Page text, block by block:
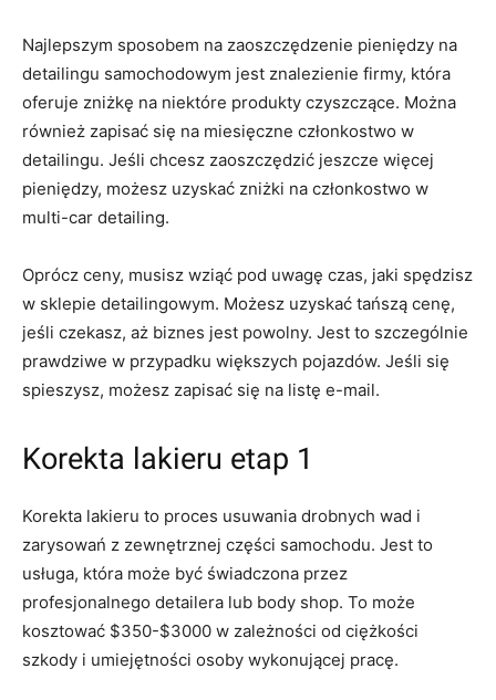
Najlepszym sposobem na zaoszczędzenie pieniędzy na
detailingu samochodowym jest znalezienie firmy, która
oferuje zniżkę na niektóre produkty czyszczące. Można
również zapisać się na miesięczne członkostwo w
detailingu. Jeśli chcesz zaoszczędzić jeszcze więcej
pieniędzy, możesz uzyskać zniżki na członkostwo w
multi-car detailing.
Oprócz ceny, musisz wziąć pod uwagę czas, jaki spędzisz
w sklepie detailingowym. Możesz uzyskać tańszą cenę,
jeśli czekasz, aż biznes jest powolny. Jest to szczególnie
prawdziwe w przypadku większych pojazdów. Jeśli się
spieszysz, możesz zapisać się na listę e-mail.
Korekta lakieru etap 1
Korekta lakieru to proces usuwania drobnych wad i
zarysowań z zewnętrznej części samochodu. Jest to
usługa, która może być świadczona przez
profesjonalnego detailera lub body shop. To może
kosztować $350-$3000 w zależności od ciężkości
szkody i umiejętności osoby wykonującej pracę.